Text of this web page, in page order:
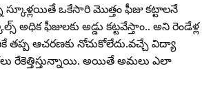
స్కూళ్లయితే ఒకేసారి మొత్తం ఫీజు కట్టాలనే
ఫీజులకు అడ్డు కట్టవేస్తాం.. అని రెండేళ్ల
తప్ప ఆచరణకు నోచుకోలేదు.వచ్చే విద్యా
రేకెత్తిస్తున్నాయి. అయితే అమలు ఎలా